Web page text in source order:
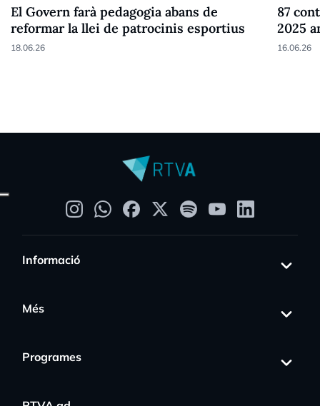
El Govern farà pedagogia abans de
reformar la llei de patrocinis esportius
18.06.26
87
2025
16.06.26
Informació
Més
Programes